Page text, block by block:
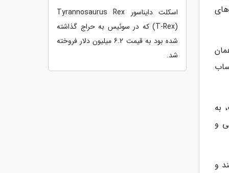
به
و
و
اسکلت دایناسور Tyrannosaurus Rex
(T-Rex) که در سوئیس به حراج گذاشته
شده بود به قیمت 6.2 میلیون دلار فروخته
شد.